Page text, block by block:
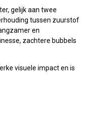
gelijk aan twee
tussen zuurstof
en
zachtere bubbels
visuele impact en is